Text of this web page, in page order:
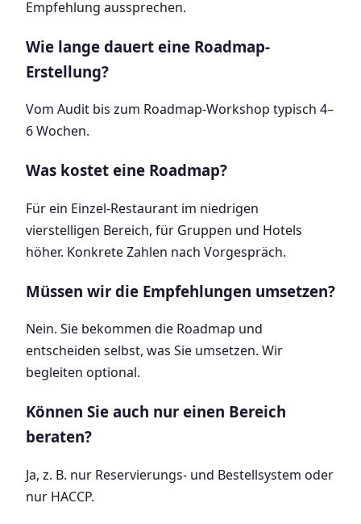
Empfehlung aussprechen.
Wie lange dauert eine Roadmap-
Erstellung?
Vom Audit bis zum Roadmap-Workshop typisch 4–
6 Wochen.
Was kostet eine Roadmap?
Für ein Einzel-Restaurant im niedrigen
vierstelligen Bereich, für Gruppen und Hotels
höher. Konkrete Zahlen nach Vorgespräch.
Müssen wir die Empfehlungen umsetzen?
Nein. Sie bekommen die Roadmap und
entscheiden selbst, was Sie umsetzen. Wir
begleiten optional.
Können Sie auch nur einen Bereich
beraten?
Ja, z. B. nur Reservierungs- und Bestellsystem oder
nur HACCP.